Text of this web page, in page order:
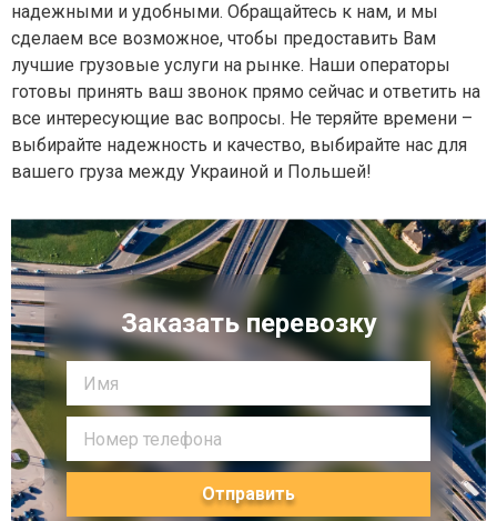
надежными и удобными. Обращайтесь к нам, и мы
сделаем все возможное, чтобы предоставить Вам
лучшие грузовые услуги на рынке. Наши операторы
готовы принять ваш звонок прямо сейчас и ответить на
все интересующие вас вопросы. Не теряйте времени –
выбирайте надежность и качество, выбирайте нас для
вашего груза между Украиной и Польшей!
Заказать перевозку